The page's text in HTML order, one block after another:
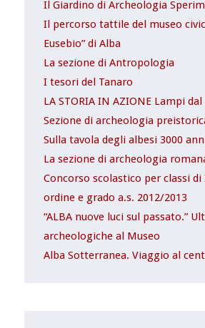
Il Giardino di Archeologia
Il percorso tattile del museo
Eusebio” di Alba
La sezione di Antropologia
I tesori del Tanaro
LA STORIA IN AZIONE Lampi
Sezione di archeologia
Sulla tavola degli albesi 3000
La sezione di archeologia
Concorso scolastico per classi
ordine e grado a.s. 2012/2013
“ALBA nuove luci sul passato.”
archeologiche al Museo
Alba Sotterranea. Viaggio al